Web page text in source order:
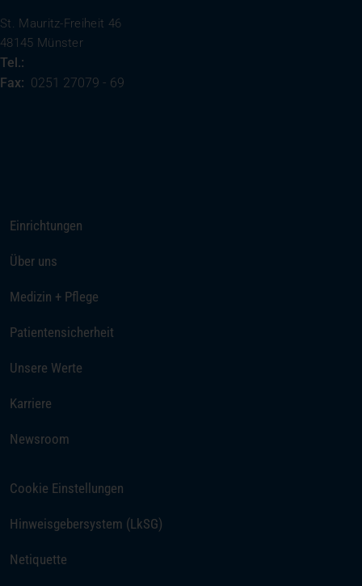
St. Mauritz-Freiheit 46
48145 Münster
Tel.:
Fax: 0251 27079 - 69
Einrichtungen
Über uns
Medizin + Pflege
Patientensicherheit
Unsere Werte
Karriere
Newsroom
Cookie Einstellungen
Hinweisgebersystem (LkSG)
Netiquette